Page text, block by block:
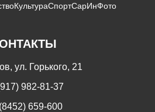
КультураСпортСарИнФото
ул. Горького, 21
982-81-37
659-600